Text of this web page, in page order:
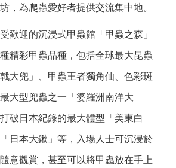
，為爬蟲愛好者提供交流集中地。
歡迎的沉浸式甲蟲館「甲蟲之森」
精彩甲蟲品種，包括全球最大昆蟲
大兜」、甲蟲王者獨角仙、色彩斑
大型兜蟲之一「婆羅洲南洋大
破日本紀錄的最大體型「美東白
日本大鍬」等，入場人士可沉浸於
意觀賞，甚至可以將甲蟲放在手上